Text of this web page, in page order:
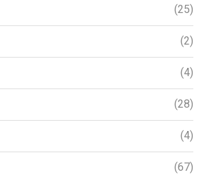
(25)
(2)
(4)
(28)
(4)
(67)